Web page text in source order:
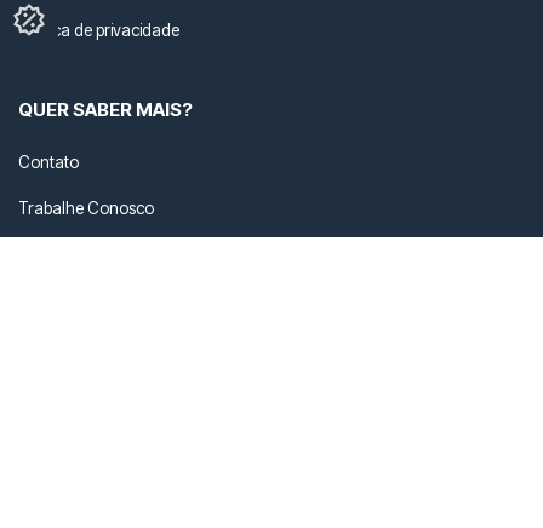
Política de privacidade
QUER SABER MAIS?
Contato
Trabalhe Conosco